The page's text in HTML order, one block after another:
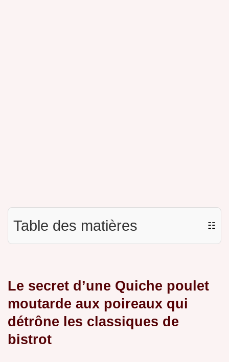
Table des matières ☷
Le secret d’une Quiche poulet
moutarde aux poireaux qui
détrône les classiques de
bistrot